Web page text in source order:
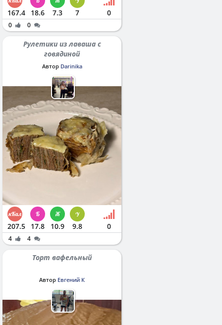
167.4 18.6 7.3 7 0
0 0
Рулетики из лаваша с
говядиной
Автор Darinika
207.5 17.8 10.9 9.8 0
4 4
Торт вафельный
Автор Евгений К